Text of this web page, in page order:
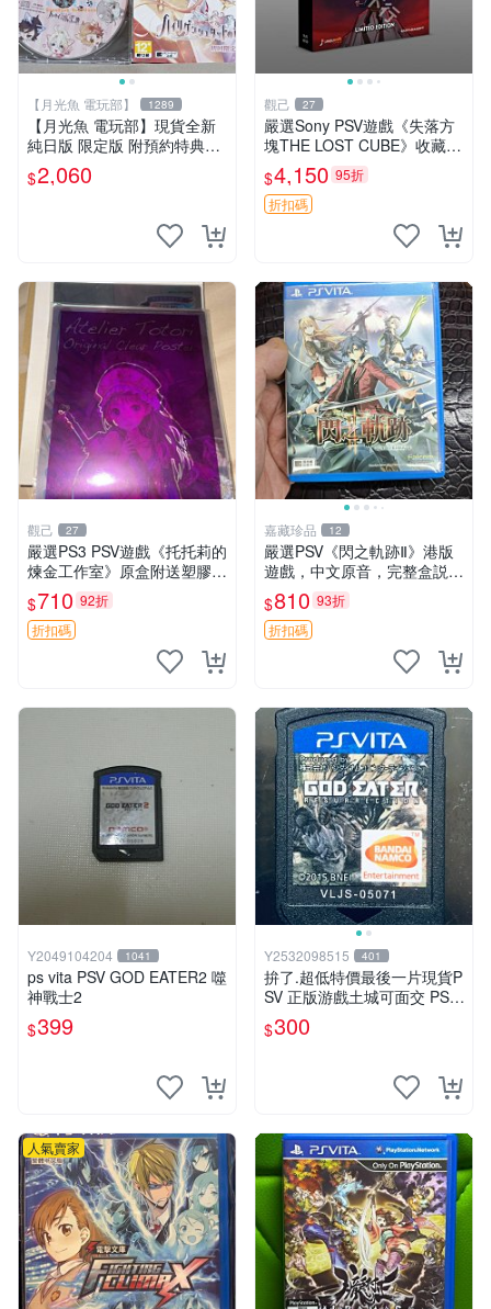
【月光魚 電玩部】 1289
【月光魚 電玩部】現貨全新
純日版 限定版 附預約特典CD
PSV 海利肯施塔特之歌 限定
版 純日版
$2,060
觀己 27
嚴選Sony PSV遊戲《失落方
塊THE LOST CUBE》收藏
版，英語原裝未拆封 失落方
塊 THE LOST CUBE PSV 精
華版 新作 權杖
$4,150 95折
折扣碼
觀己 27
嚴選PS3 PSV遊戲《托托莉的
煉金工作室》原盒附送塑膠海
報，未開封收藏版 托托莉 爐
石 工作室
$710 92折
折扣碼
嘉藏珍品 12
嚴選PSV《閃之軌跡Ⅱ》港版
遊戲，中文原音，完整盒説，
實拍展示成色佳 閃之軌跡Ⅱ P
SV 港版 中文
$810 93折
折扣碼
Y2049104204 1041
ps vita PSV GOD EATER2 噬
神戰士2
$399
Y2532098515 401
拚了.超低特價最後一片現貨P
SV 正版游戲土城可面交 PSV
噬神者 解放重生 日版 【9成
新】✪裸片 二手九成新~
$300
人氣賣家